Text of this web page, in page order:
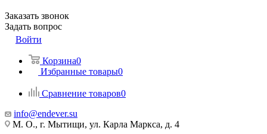
Заказать звонок
Задать вопрос
Войти
Корзина0
Избранные товары0
Сравнение товаров0
info@endever.su
М. О., г. Мытищи, ул. Карла Маркса, д. 4